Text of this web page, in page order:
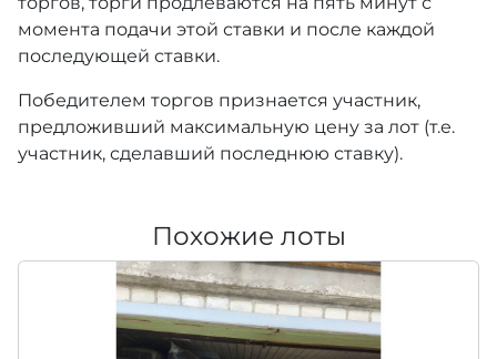
момента подачи этой ставки и после каждой
последующей ставки.
Победителем торгов признается участник,
предложивший максимальную цену за лот (т.е.
участник, сделавший последнюю ставку).
Похожие лоты